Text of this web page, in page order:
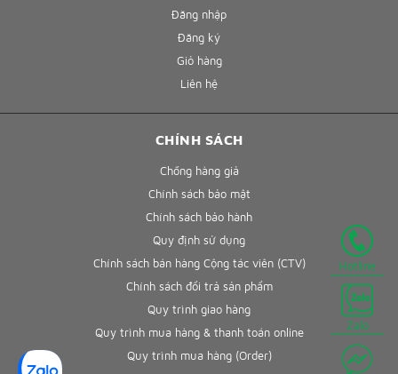
Hotline
Zalo
Đăng nhập
Đăng ký
Giỏ hàng
Liên hệ
CHÍNH SÁCH
Chống hàng giả
Chính sách bảo mật
Chính sách bảo hành
Quy định sử dụng
Chính sách bán hàng Cộng tác viên (CTV)
Chính sách đổi trả sản phẩm
Quy trình giao hàng
Quy trình mua hàng & thanh toán online
Quy trình mua hàng (Order)